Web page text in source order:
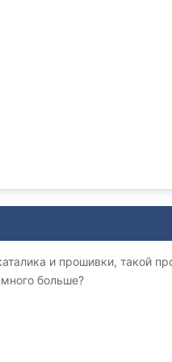
и прошивки, такой
больше?